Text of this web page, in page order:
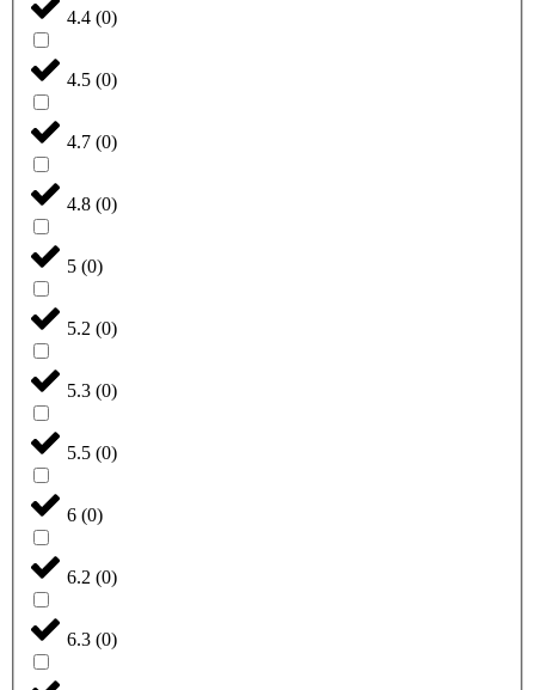
4.4 (0)
4.5 (0)
4.7 (0)
4.8 (0)
5 (0)
5.2 (0)
5.3 (0)
5.5 (0)
6 (0)
6.2 (0)
6.3 (0)